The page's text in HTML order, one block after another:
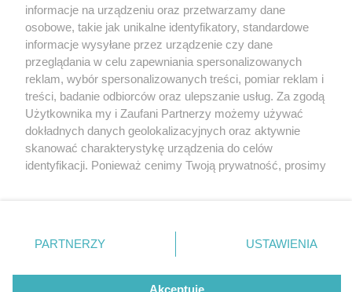
2 / 0
Nie zapomnij
zapoznać się z:
polityką prywatności regulamin korzystania z portali
Twojemiasto
Piekary Śląskie
Chorzów
Tarnowskie Góry
Gliwice
Skontakuj sięz nami
Kontakt
Wydawca
Redakcja
informacje na urządzeniu oraz przetwarzamy dane
osobowe, takie jak unikalne identyfikatory, standardowe
informacje wysyłane przez urządzenie czy dane
przeglądania w celu zapewniania spersonalizowanych
reklam, wybór spersonalizowanych treści, pomiar reklam i
treści, badanie odbiorców oraz ulepszanie usług. Za zgodą
Użytkownika my i Zaufani Partnerzy możemy używać
dokładnych danych geolokalizacyjnych oraz aktywnie
skanować charakterystykę urządzenia do celów
identyfikacji. Ponieważ cenimy Twoją prywatność, prosimy
prywatności znajdujący się w lewym dolnym rogu strony
. Niektóre rodzaje przetwarzania danych nie wymagają
zgody użytkownika, ale masz prawo sprzeciwić się
takiemu przetwarzaniu. Preferencje będą miały
PARTNERZY USTAWIENIA
Akceptuję